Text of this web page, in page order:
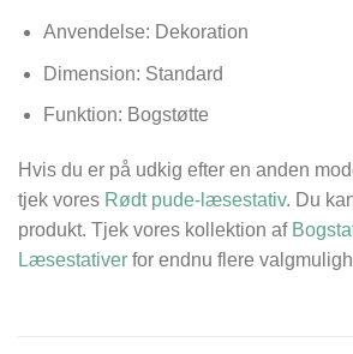
Anvendelse: Dekoration
Dimension: Standard
Funktion: Bogstøtte
Hvis du er på udkig efter en anden
tjek vores Rødt pude-læsestativ. Du
produkt. Tjek vores kollektion af
Læsestativer for endnu flere